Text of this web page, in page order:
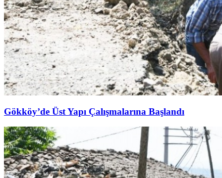
Gökköy’de Üst Yapı Çalışmalarına Başlandı